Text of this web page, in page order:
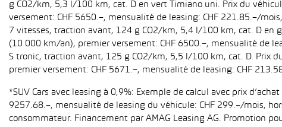
g CO2/km, 5,3 l/100 km, cat. D en vert Timiano uni. Prix du
versement: CHF 5650.–, mensualité de leasing: CHF 221.85.–/
7 vitesses, traction avant, 124 g CO2/km, 5,4 l/100 km, cat. D en
(10 000 km/an), premier versement: CHF 6500.–, mensualité de
S tronic, traction avant, 125 g CO2/km, 5,5 l/100 km, cat. D. Prix
premier versement: CHF 5671.–, mensualité de leasing: CHF
*SUV Cars avec leasing à 0,9%: Exemple de calcul avec prix
9257.68.–, mensualité de leasing du véhicule: CHF 299.–/mois,
consommateur. Financement par AMAG Leasing AG. Promotion